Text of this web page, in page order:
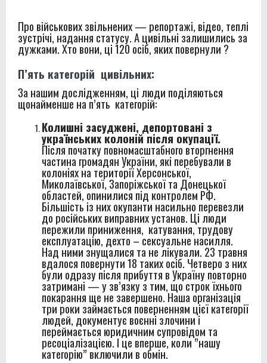
Про військових звільнених — репортажі, відео, теплі
зустрічі, надання статусу. А цивільні залишились за
дужками. Хто вони, ці 120 осіб, яких повернули ?
П’ять категорій цивільних:
За нашим дослідженням, ці люди поділяються
щонайменше на п’ять категорій:
Колишні засуджені, депортовані з
українських колоній після окупації.
Після початку повномасштабного вторгнення
частина громадян України, які перебували в
колоніях на території Херсонської,
Миколаївської, Запоріжської та Донецької
областей, опинилися під контролем РФ.
Більшість із них окупанти насильно перевезли
до російських виправних установ. Ці люди
пережили приниження, катування, трудову
експлуатацію, дехто – сексуальне насилля.
Над ними знущалися та не лікували. 23 травня
вдалося повернути 18 таких осіб. Четверо з них
були одразу після прибуття в Україну повторно
затримані — у зв’язку з тим, що строк їхнього
покарання ще не завершено. Наша організація
три роки займається поверненням цієї категорії
людей, документує воєнні злочини і
переймається юридичним супровідом та
ресоціалізацією. І це вперше, коли ”нашу
категорію” включили в обмін.